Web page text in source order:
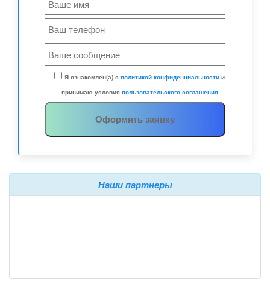
Я ознакомлен(а) с политикой конфиденциальности и
принимаю условия пользовательского соглашения
Наши партнеры